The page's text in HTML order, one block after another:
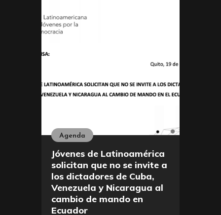
Agenda
Jóvenes de Latinoamérica
solicitan que no se invite a
los dictadores de Cuba,
Venezuela y Nicaragua al
cambio de mando en
Ecuador